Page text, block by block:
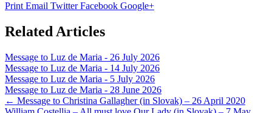
PrintEmail TwitterFacebook Google+
Related Articles
Message to Luz de Maria - 26 July 2026
Message to Luz de Maria - 14 July 2026
Message to Luz de Maria - 5 July 2026
Message to Luz de Maria - 28 June 2026
Post
← Message to Christina Gallagher (in Slovak) – 26 April 2020